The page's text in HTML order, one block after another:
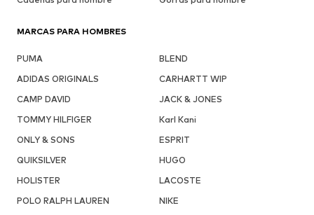
MARCAS PARA HOMBRES
PUMA
BLEND
ADIDAS ORIGINALS
CARHARTT WIP
CAMP DAVID
JACK & JONES
TOMMY HILFIGER
Karl Kani
ONLY & SONS
ESPRIT
QUIKSILVER
HUGO
HOLISTER
LACOSTE
POLO RALPH LAUREN
NIKE